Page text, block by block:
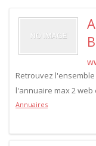
Retrouvez
l'annuaire max 2 web
Annuaires